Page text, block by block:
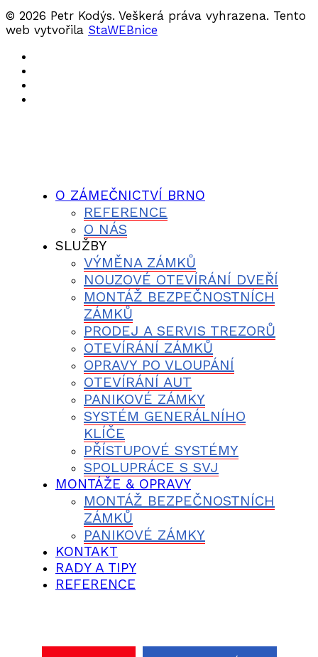
© 2026 Petr Kodýs. Veškerá práva vyhrazena. Tento
web vytvořila StaWEBnice
O ZÁMEČNICTVÍ BRNO
REFERENCE
O NÁS
SLUŽBY
VÝMĚNA ZÁMKŮ
NOUZOVÉ OTEVÍRÁNÍ DVEŘÍ
MONTÁŽ BEZPEČNOSTNÍCH
ZÁMKŮ
PRODEJ A SERVIS TREZORŮ
OTEVÍRÁNÍ ZÁMKŮ
OPRAVY PO VLOUPÁNÍ
OTEVÍRÁNÍ AUT
PANIKOVÉ ZÁMKY
SYSTÉM GENERÁLNÍHO
KLÍČE
PŘÍSTUPOVÉ SYSTÉMY
SPOLUPRÁCE S SVJ
MONTÁŽE & OPRAVY
MONTÁŽ BEZPEČNOSTNÍCH
ZÁMKŮ
PANIKOVÉ ZÁMKY
KONTAKT
RADY A TIPY
REFERENCE